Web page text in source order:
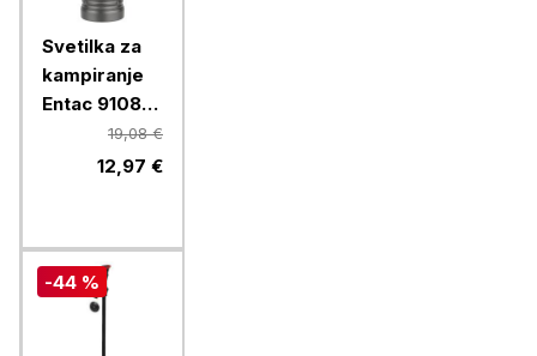
Svetilka za
kampiranje
Entac 91085,
3 W, 120 lm,
3x AA, IP54
19,08 €
12,97 €
-44 %